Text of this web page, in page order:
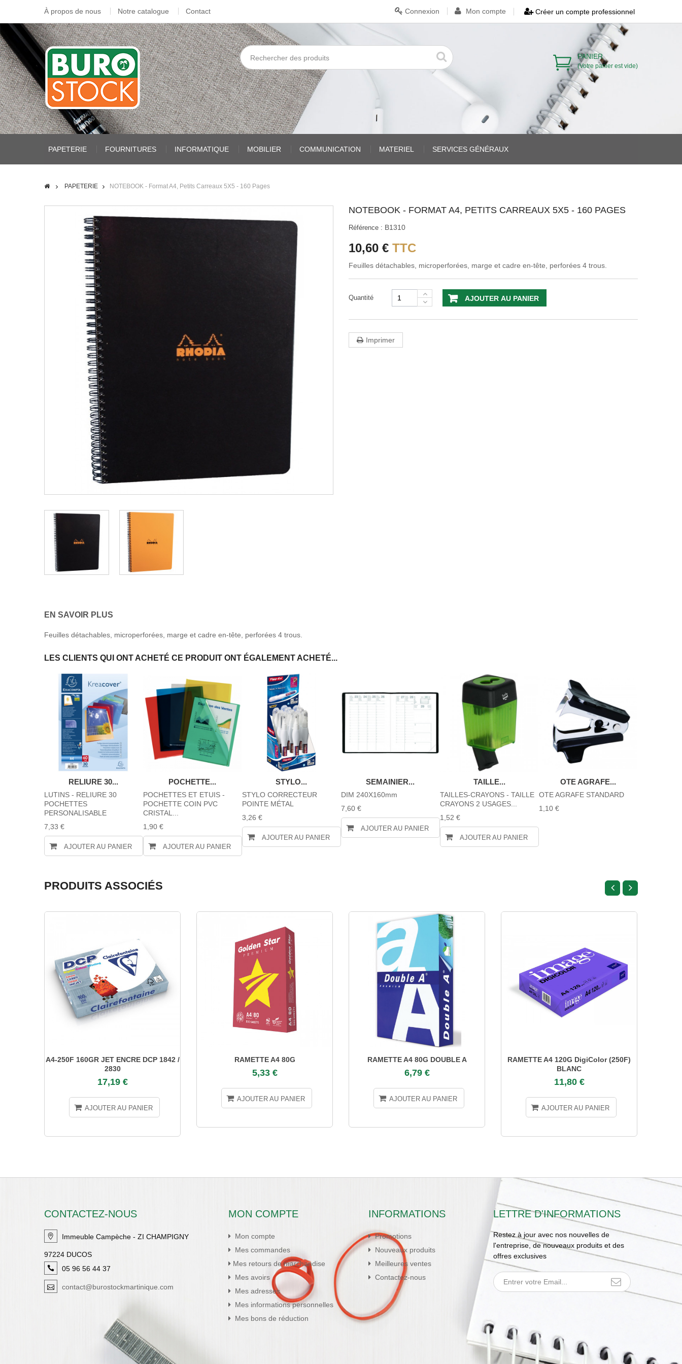
À propos de nous Notre catalogue Contact Créer un compte professionnel
Mon compte
Connexion
PANIER
(Votre panier est vide)
PAPETERIE FOURNITURES INFORMATIQUE MOBILIER COMMUNICATION MATERIEL SERVICES GÉNÉRAUX
PAPETERIE NOTEBOOK - Format A4, Petits Carreaux 5X5 - 160 Pages
NOTEBOOK - FORMAT A4, PETITS CARREAUX 5X5 - 160 PAGES
Référence : B1310
10,60 € TTC
Feuilles détachables, microperforées, marge et cadre en-tête, perforées 4 trous.
Quantité AJOUTER AU PANIER
Imprimer
EN SAVOIR PLUS
Feuilles détachables, microperforées, marge et cadre en-tête, perforées 4 trous.
LES CLIENTS QUI ONT ACHETÉ CE PRODUIT ONT ÉGALEMENT ACHETÉ...
RELIURE 30...
LUTINS - RELIURE 30
POCHETTES
PERSONALISABLE
7,33 €
AJOUTER AU PANIER
POCHETTE...
POCHETTES ET ETUIS -
POCHETTE COIN PVC
CRISTAL...
1,90 €
AJOUTER AU PANIER
STYLO...
STYLO CORRECTEUR
POINTE MÉTAL
3,26 €
AJOUTER AU PANIER
SEMAINIER...
DIM 240X160mm
7,60 €
AJOUTER AU PANIER
TAILLE...
TAILLES-CRAYONS - TAILLE
CRAYONS 2 USAGES...
1,52 €
AJOUTER AU PANIER
OTE AGRAFE...
OTE AGRAFE STANDARD
1,10 €
PRODUITS ASSOCIÉS
A4-250F 160GR JET ENCRE DCP 1842 /
2830
17,19 €
AJOUTER AU PANIER
RAMETTE A4 80G
5,33 €
AJOUTER AU PANIER
RAMETTE A4 80G DOUBLE A
6,79 €
AJOUTER AU PANIER
RAMETTE A4 120G DigiColor (250F)
BLANC
11,80 €
AJOUTER AU PANIER
CONTACTEZ-NOUS
Immeuble Campèche - ZI CHAMPIGNY
97224 DUCOS
05 96 56 44 37
contact@burostockmartinique.com
MON COMPTE
Mon compte
Mes commandes
Mes retours de marchandise
Mes avoirs
Mes adresses
Mes informations personnelles
Mes bons de réduction
INFORMATIONS
Promotions
Nouveaux produits
Meilleures ventes
Contactez-nous
LETTRE D'INFORMATIONS
Restez à jour avec nos nouvelles de
l'entreprise, de nouveaux produits et des
offres exclusives